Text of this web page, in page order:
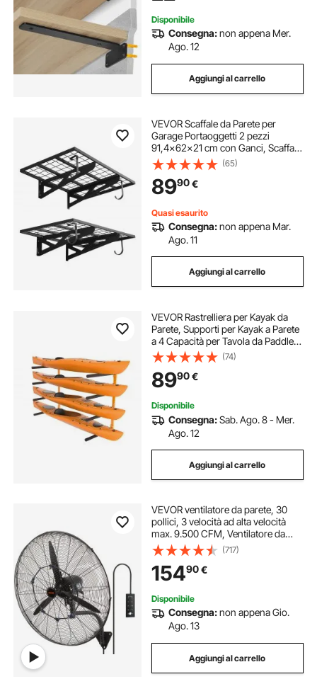
Disponibile
Consegna:non appena Mer.
Ago. 12
Aggiungi al carrello
VEVOR Scaffale da Parete per
Garage Portaoggetti 2 pezzi
91,4x62x21 cm con Ganci, Scaffale
a Griglia da Muro per Garage
Lavanderia Officina Carico Singolo
max. 113 kg, Mensola da Parete,
Nero
(65)
8990€
Quasi esaurito
Consegna:non appena Mar.
Ago. 11
Aggiungi al carrello
VEVOR Rastrelliera per Kayak da
Parete, Supporti per Kayak a Parete
a 4 Capacità per Tavola da Paddle
per Canoa Kayak, Ganci per
Stoccaggio Kayak con Bracci
Imbottiti Regolabili
(74)
8990€
Disponibile
Consegna:Sab. Ago. 8 - Mer.
Ago. 12
Aggiungi al carrello
VEVOR ventilatore da parete, 30
pollici, 3 velocità ad alta velocità
max. 9.500 CFM, Ventilatore da
parete industriale oscillante
impermeabile, commerciale o
residenziale per magazzino, serra,
officina, Nero, ETL elencato
(717)
15490€
Disponibile
Consegna:non appena Gio.
Ago. 13
Aggiungi al carrello